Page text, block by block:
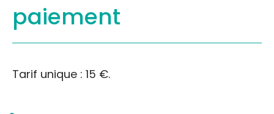
paiement
Tarif unique : 15 €.